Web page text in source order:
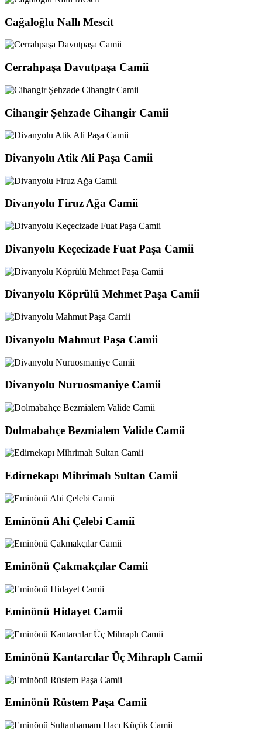
Cağaloğlu Nallı Mescit
Cerrahpaşa Davutpaşa Camii
Cihangir Şehzade Cihangir Camii
Divanyolu Atik Ali Paşa Camii
Divanyolu Firuz Ağa Camii
Divanyolu Keçecizade Fuat Paşa Camii
Divanyolu Köprülü Mehmet Paşa Camii
Divanyolu Mahmut Paşa Camii
Divanyolu Nuruosmaniye Camii
Dolmabahçe Bezmialem Valide Camii
Edirnekapı Mihrimah Sultan Camii
Eminönü Ahi Çelebi Camii
Eminönü Çakmakçılar Camii
Eminönü Hidayet Camii
Eminönü Kantarcılar Üç Mihraplı Camii
Eminönü Rüstem Paşa Camii